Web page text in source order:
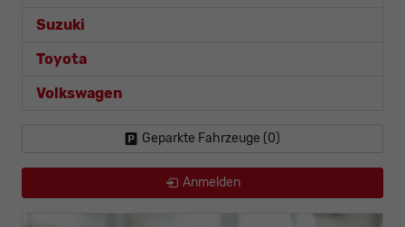
Suzuki
Toyota
Volkswagen
Geparkte Fahrzeuge (0)
Anmelden